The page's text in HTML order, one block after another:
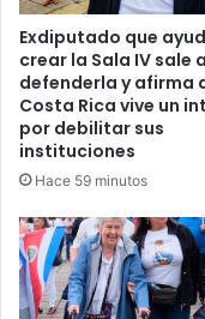
Exdiputado que
crear la Sala IV sale a
defenderla y afirma
Costa Rica vive un
por debilitar sus
instituciones
Hace 59 minutos